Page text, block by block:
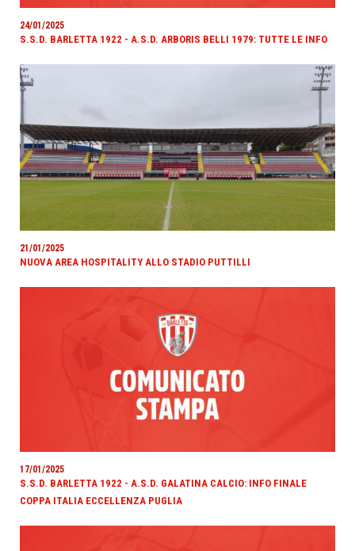
24/01/2025
S.S.D. BARLETTA 1922 - A.S.D. ARBORIS BELLI 1979: TUTTE LE INFO
21/01/2025
NUOVA AREA HOSPITALITY ALLO STADIO PUTTILLI
17/01/2025
S.S.D. BARLETTA 1922 - A.S.D. GALATINA CALCIO: INFO FINALE
COPPA ITALIA ECCELLENZA PUGLIA